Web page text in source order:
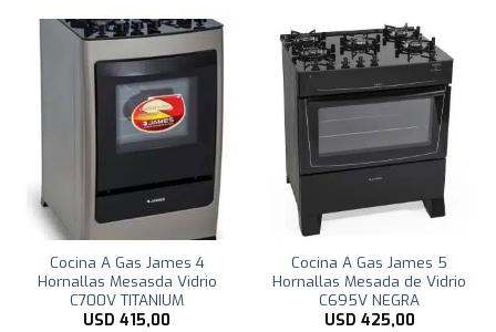
Cocina A Gas James 4
Hornallas Mesasda Vidrio
C700V TITANIUM
USD 415,00
Cocina A Gas James 5
Hornallas Mesada de Vidrio
C695V NEGRA
USD 425,00